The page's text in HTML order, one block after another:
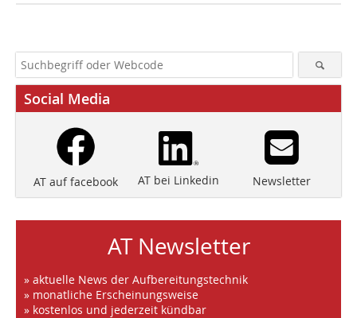
Social Media
AT auf facebook AT bei Linkedin Newsletter
AT Newsletter
» aktuelle News der Aufbereitungstechnik
» monatliche Erscheinungsweise
» kostenlos und jederzeit kündbar